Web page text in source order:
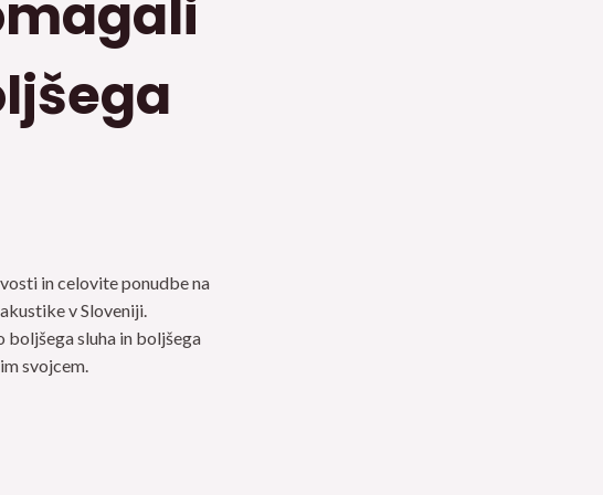
in celovite ponudbe na
v Sloveniji.
sluha in boljšega
svojcem.